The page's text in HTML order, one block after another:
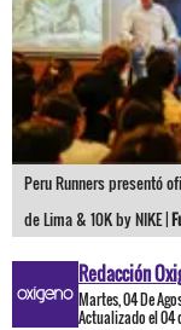
Peru Runners presentó
de Lima & 10K by NIKE |
Redacción
Martes, 04 De
Actualizado el 04